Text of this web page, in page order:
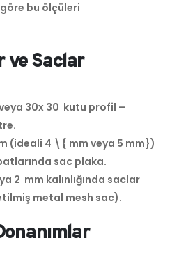
bu ölçüleri
ve Saclar
30x 30 kutu profil –
(ideali 4 \{ mm veya 5 mm})
sac plaka.
2 mm kalınlığında saclar
metal mesh sac).